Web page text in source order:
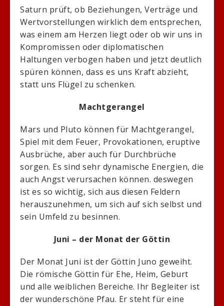
Saturn prüft, ob Beziehungen, Verträge und
Wertvorstellungen wirklich dem entsprechen,
was einem am Herzen liegt oder ob wir uns in
Kompromissen oder diplomatischen
Haltungen verbogen haben und jetzt deutlich
spüren können, dass es uns Kraft abzieht,
statt uns Flügel zu schenken.
Machtgerangel
Mars und Pluto können für Machtgerangel,
Spiel mit dem Feuer, Provokationen, eruptive
Ausbrüche, aber auch für Durchbrüche
sorgen. Es sind sehr dynamische Energien, die
auch Angst verursachen können. deswegen
ist es so wichtig, sich aus diesen Feldern
herauszunehmen, um sich auf sich selbst und
sein Umfeld zu besinnen.
Juni – der Monat der Göttin
Der Monat Juni ist der Göttin Juno geweiht.
Die römische Göttin für Ehe, Heim, Geburt
und alle weiblichen Bereiche. Ihr Begleiter ist
der wunderschöne Pfau. Er steht für eine